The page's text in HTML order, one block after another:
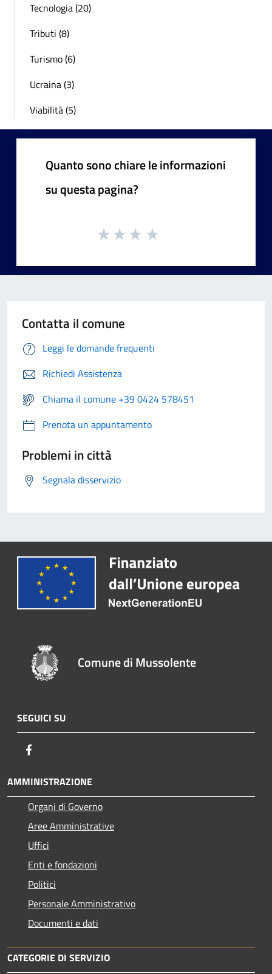
Tecnologia (20)
Tributi (8)
Turismo (6)
Ucraina (3)
Viabilità (5)
Quanto sono chiare le informazioni
su questa pagina?
Contatta il comune
Leggi le domande frequenti
Richiedi Assistenza
Chiama il comune +39 0424 578451
Prenota un appuntamento
Problemi in città
Segnala disservizio
Comune di Mussolente
SEGUICI SU
AMMINISTRAZIONE
Organi di Governo
Aree Amministrative
Uffici
Enti e fondazioni
Politici
Personale Amministrativo
Documenti e dati
CATEGORIE DI SERVIZIO